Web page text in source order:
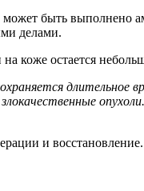
быть
делами.
коже остается
и восстановление.